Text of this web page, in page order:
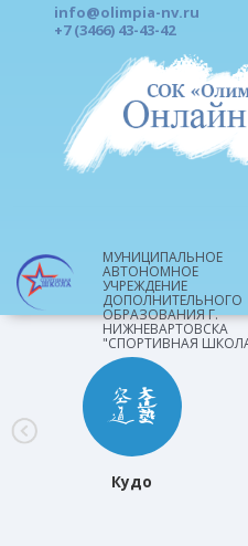
info@olimpia-nv.ru
+7 (3466) 43-43-42
МУНИЦИПАЛЬНОЕ
АВТОНОМНОЕ
УЧРЕЖДЕНИЕ
ДОПОЛНИТЕЛЬНОГО
ОБРАЗОВАНИЯ Г.
НИЖНЕВАРТОВСКА
"СПОРТИВНАЯ
Кудо